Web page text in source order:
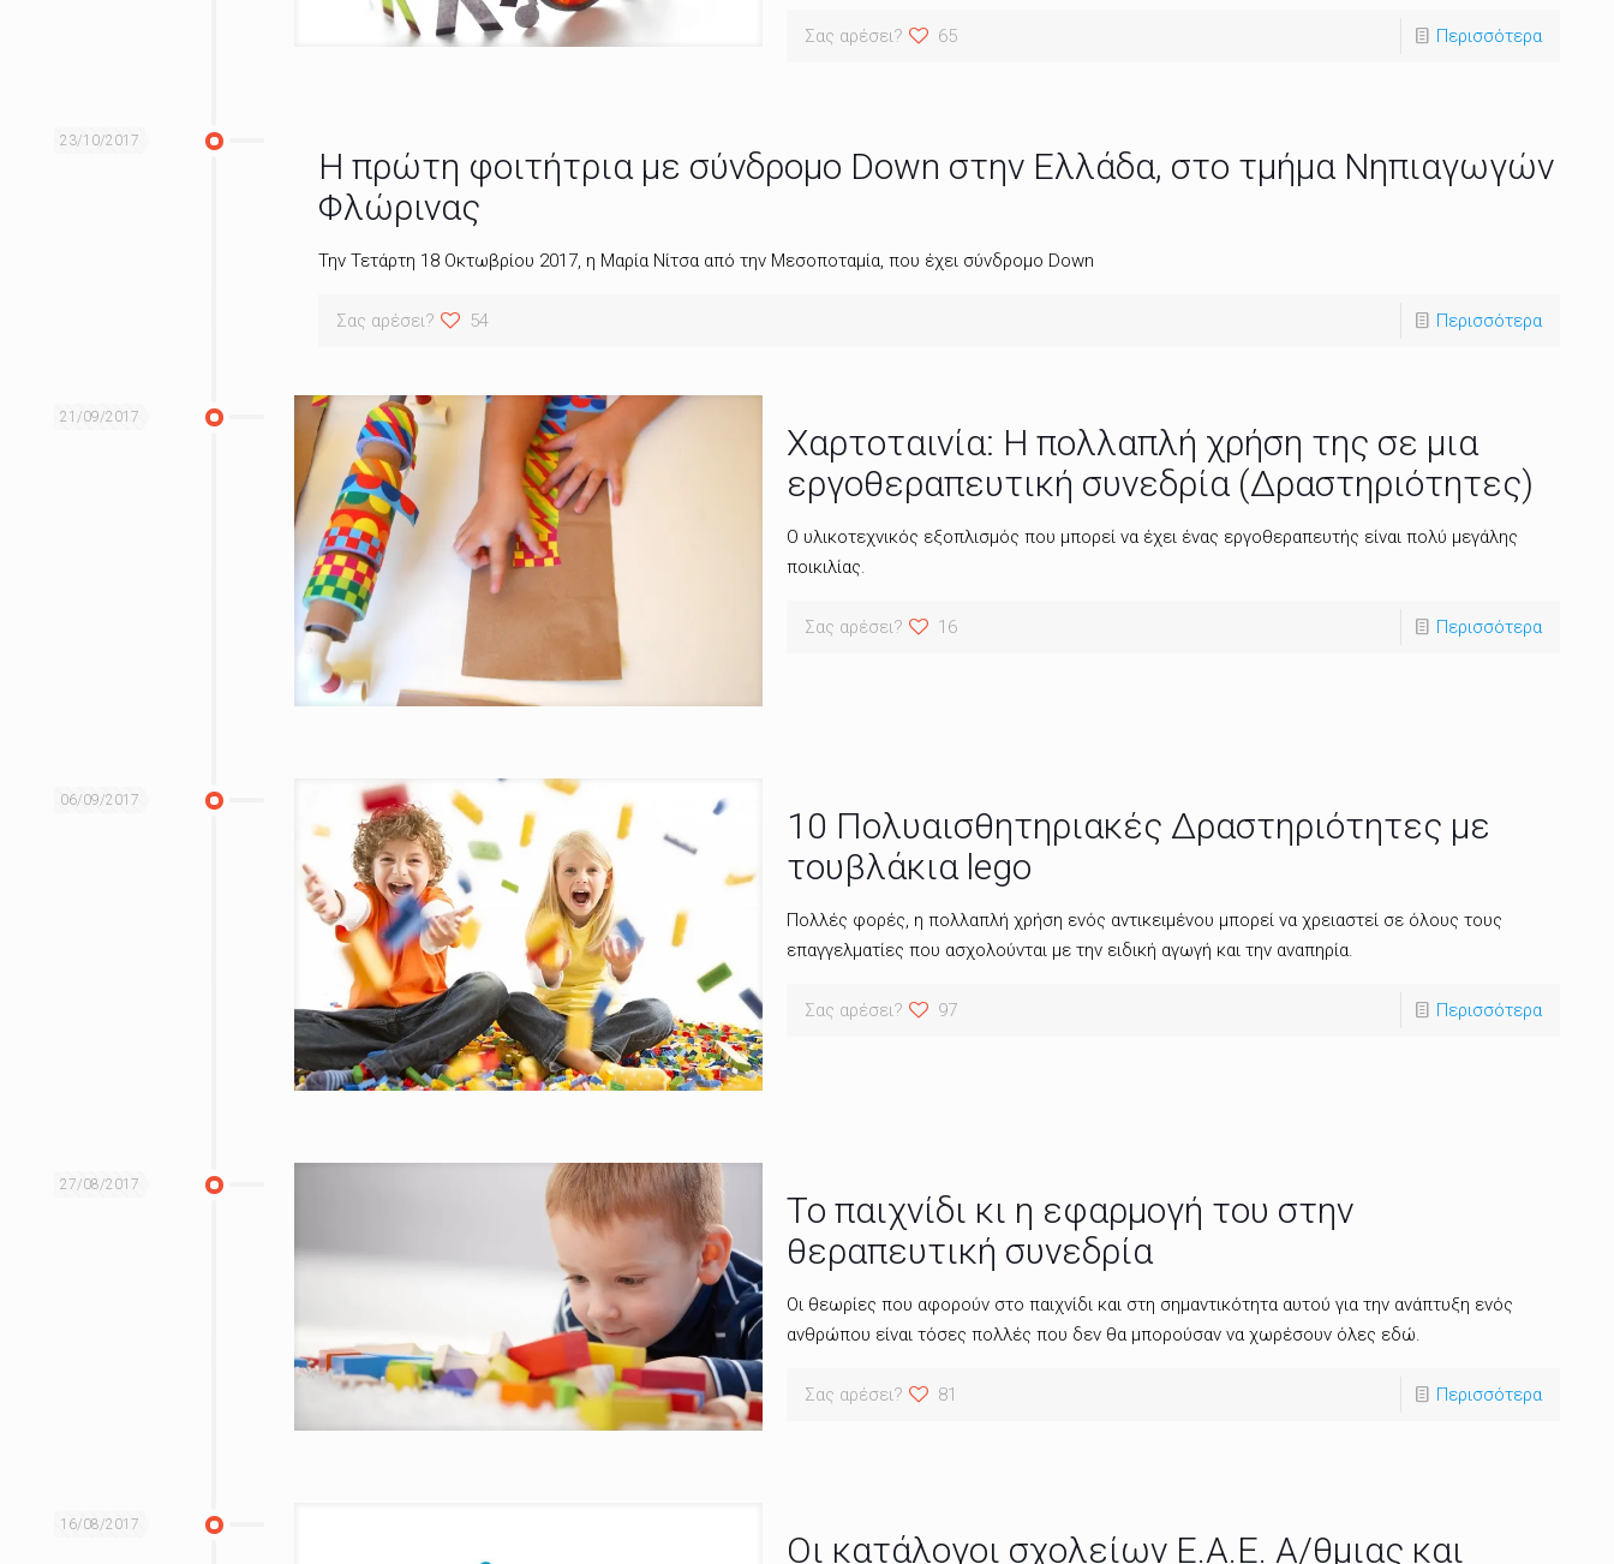
Σας αρέσει? 65 Περισσότερα
23/10/2017
Η πρώτη φοιτήτρια με σύνδρομο Down στην Ελλάδα, στο τμήμα Νηπιαγωγών
Φλώρινας
Την Τετάρτη 18 Οκτωβρίου 2017, η Μαρία Νίτσα από την Μεσοποταμία, που έχει σύνδρομο Down
Σας αρέσει? 54 Περισσότερα
21/09/2017
Χαρτοταινία: Η πολλαπλή χρήση της σε μια
εργοθεραπευτική συνεδρία (Δραστηριότητες)
Ο υλικοτεχνικός εξοπλισμός που μπορεί να έχει ένας εργοθεραπευτής είναι πολύ μεγάλης
ποικιλίας.
Σας αρέσει? 16 Περισσότερα
06/09/2017
10 Πολυαισθητηριακές Δραστηριότητες με
τουβλάκια lego
Πολλές φορές, η πολλαπλή χρήση ενός αντικειμένου μπορεί να χρειαστεί σε όλους τους
επαγγελματίες που ασχολούνται με την ειδική αγωγή και την αναπηρία.
Σας αρέσει? 97 Περισσότερα
27/08/2017
Το παιχνίδι κι η εφαρμογή του στην
θεραπευτική συνεδρία
Οι θεωρίες που αφορούν στο παιχνίδι και στη σημαντικότητα αυτού για την ανάπτυξη ενός
ανθρώπου είναι τόσες πολλές που δεν θα μπορούσαν να χωρέσουν όλες εδώ.
Σας αρέσει? 81 Περισσότερα
16/08/2017
Οι κατάλογοι σχολείων Ε.Α.Ε. Α/θμιας και